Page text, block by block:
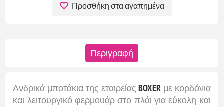
Προσθήκη στα αγαπημένα
Περιγραφή
Ανδρικά μποτάκια της εταιρείαςBOXER με κορδόνια
και λειτουργικό φερμουάρ στο πλάι για εύκολη και